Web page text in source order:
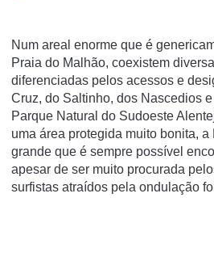
Num areal enorme que é
Praia do Malhão, coexistem
diferenciadas pelos acessos e
Cruz, do Saltinho, dos Nascedios
Parque Natural do Sudoeste
uma área protegida muito bonita,
grande que é sempre possível
apesar de ser muito procurada
surfistas atraídos pela ondulação